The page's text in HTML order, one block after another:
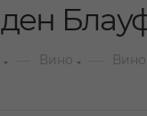
Вино